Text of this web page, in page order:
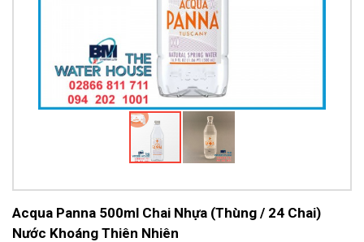
Acqua Panna 500ml Chai Nhựa (thùng / 24 Chai)
Nước Khoáng Thiên Nhiên